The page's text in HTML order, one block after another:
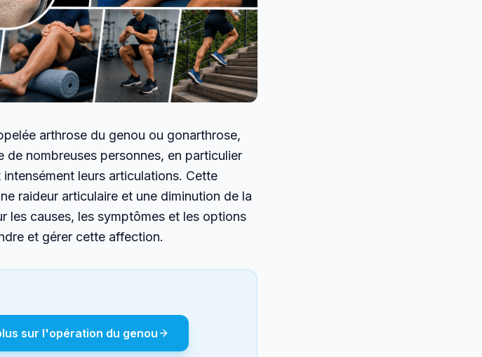
arthrose du genou ou gonarthrose,
nombreuses personnes, en particulier
leurs articulations. Cette
raideur articulaire et une diminution de la
les causes, les symptômes et les options
et gérer cette affection.
sur l'opération du genou